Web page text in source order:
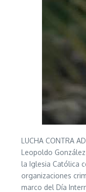
LUCHA CONTRA
Leopoldo
la Iglesia Católica
organizaciones
marco del Día